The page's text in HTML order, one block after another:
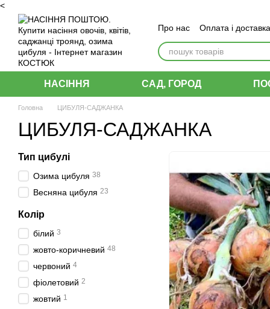
<
Перейти до основного контенту
Про нас Оплата і доставка
Угода користувача
НАСІННЯ САД, ГОРОД
Головна ЦИБУЛЯ-САДЖАНКА
ЦИБУЛЯ-САДЖАНКА
Тип цибулі
Озима цибуля 38
Весняна цибуля 23
Колір
білий 3
жовто-коричневий 48
червоний 4
фіолетовий 2
жовтий 1